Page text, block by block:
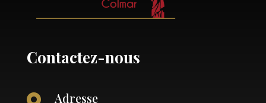
Contactez-nous
Adresse